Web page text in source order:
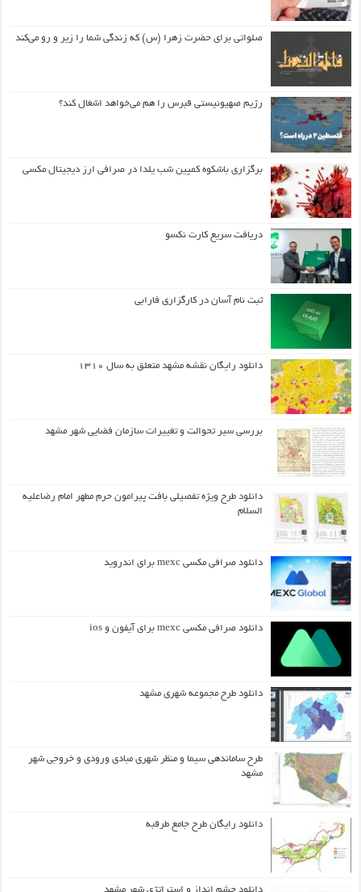
صلواتی برای حضرت زهرا (س) که زندگی شما را زیر و رو می‌کند
رژیم صهیونیستی قبرس را هم می‌خواهد اشغال کند؟
برگزاری باشکوه کمپین شب یلدا در صرافی ارز دیجیتال مکسی
دریافت سریع کارت نکسو
ثبت نام آسان در کارگزاری فارابی
دانلود رایگان نقشه مشهد متعلق به سال ۱۳۱۰
بررسی سیر تحوالت و تغییرات سازمان فضایی شهر مشهد
دانلود طرح ويژه تفصيلي بافت پيرامون حرم مطهر امام رضاعليه
السلام
دانلود صرافی مکسی mexc برای اندروید
دانلود صرافی مکسی mexc برای آیفون و ios
دانلود طرح مجموعه شهری مشهد
طرح ساماندهی سیما و منظر شهری مبادی ورودی و خروجی شهر
مشهد
دانلود رایگان طرح جامع طرقبه